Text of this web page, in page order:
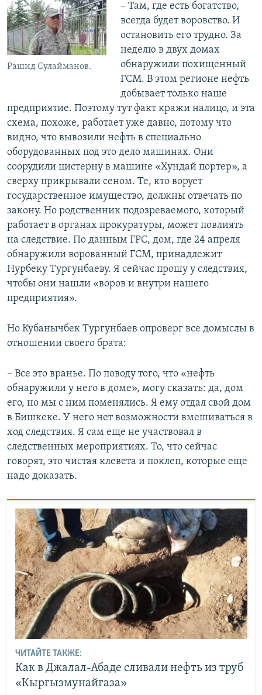
Рашид Сулайманов.
– Там, где есть богатство,
всегда будет воровство. И
остановить его трудно. За
неделю в двух домах
обнаружили похищенный
ГСМ. В этом регионе нефть
добывает только наше
предприятие. Поэтому тут факт кражи налицо, и эта
схема, похоже, работает уже давно, потому что
видно, что вывозили нефть в специально
оборудованных под это дело машинах. Они
соорудили цистерну в машине «Хундай портер», а
сверху прикрывали сеном. Те, кто ворует
государственное имущество, должны отвечать по
закону. Но родственник подозреваемого, который
работает в органах прокуратуры, может повлиять
на следствие. По данным ГРС, дом, где 24 апреля
обнаружили ворованный ГСМ, принадлежит
Нурбеку Тургунбаеву. Я сейчас прошу у следствия,
чтобы они нашли «воров и внутри нашего
предприятия».
Но Кубанычбек Тургунбаев опроверг все домыслы в
отношении своего брата:
– Все это вранье. По поводу того, что «нефть
обнаружили у него в доме», могу сказать: да, дом
его, но мы с ним поменялись. Я ему отдал свой дом
в Бишкеке. У него нет возможности вмешиваться в
ход следствия. Я сам еще не участвовал в
следственных мероприятиях. То, что сейчас
говорят, это чистая клевета и поклеп, которые еще
надо доказать.
ЧИТАЙТЕ ТАКЖЕ:
Как в Джалал-Абаде сливали нефть из труб
«Кыргызмунайгаза»